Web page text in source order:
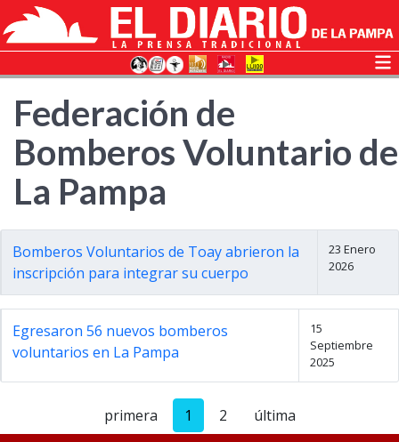
Federación de
Bomberos Voluntario de
La Pampa
Bomberos Voluntarios de Toay abrieron la
inscripción para integrar su cuerpo
23 Enero
2026
Egresaron 56 nuevos bomberos
voluntarios en La Pampa
15
Septiembre
2025
primera 1 2 última